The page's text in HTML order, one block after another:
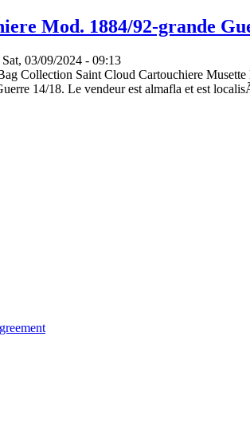
Mod. 1884/92-grande
03/09/2024 - 09:13
Collection Saint Cloud Cartouchiere
14/18. Le vendeur est almafla et est